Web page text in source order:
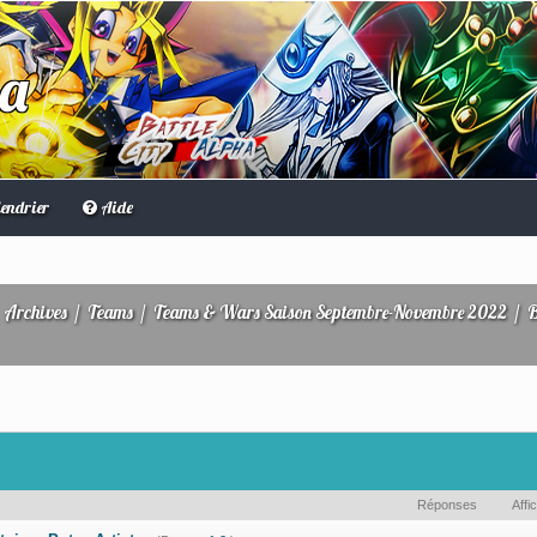
Aide
Archives/ Teams/ Teams & Wars Saison Septembre-Novembre 2022/
Réponses